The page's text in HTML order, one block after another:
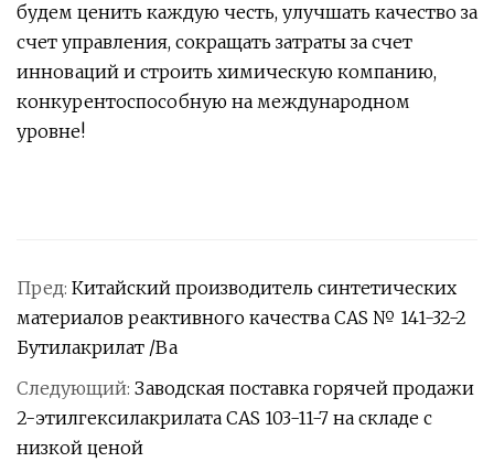
будем ценить каждую честь, улучшать качество за
счет управления, сокращать затраты за счет
инноваций и строить химическую компанию,
конкурентоспособную на международном
уровне!
Пред: Китайский производитель синтетических
материалов реактивного качества CAS № 141-32-2
Бутилакрилат /Ba
Следующий: Заводская поставка горячей продажи
2-этилгексилакрилата CAS 103-11-7 на складе с
низкой ценой